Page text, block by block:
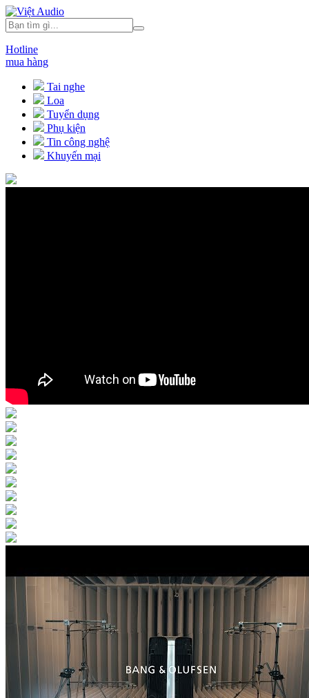
Hotline
mua hàng
Tai nghe
Loa
Tuyển dụng
Phụ kiện
Tin công nghệ
Khuyến mại